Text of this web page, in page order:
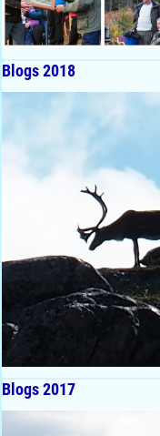
Blogs 2018
Blogs 2017